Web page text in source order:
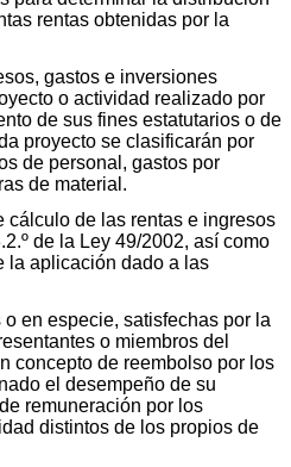
rentas obtenidas por la
gastos e inversiones
o actividad realizado por
de sus fines estatutarios o de
proyecto se clasificarán por
de personal, gastos por
de material.
cálculo de las rentas e ingresos
de la Ley 49/2002, así como
la aplicación dado a las
en especie, satisfechas por la
o miembros del
concepto de reembolso por los
el desempeño de su
remuneración por los
distintos de los propios de